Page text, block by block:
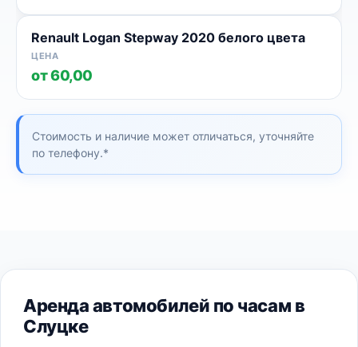
Renault Logan Stepway 2020 белого цвета
от 60,00
Стоимость и наличие может отличаться, уточняйте
по телефону.*
Аренда автомобилей по часам в
Слуцке